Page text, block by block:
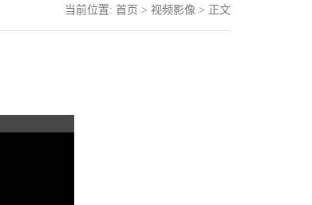
当前位置: 首页 > 视频影像 > 正文